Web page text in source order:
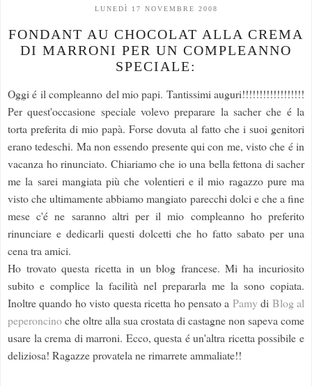
LUNEDÌ 17 NOVEMBRE 2008
FONDANT AU CHOCOLAT ALLA CREMA
DI MARRONI PER UN COMPLEANNO
SPECIALE:
Oggi é il compleanno del mio papi. Tantissimi auguri!!!!!!!!!!!!!!!!!!
Per quest'occasione speciale volevo preparare la sacher che é la
torta preferita di mio papà. Forse dovuta al fatto che i suoi genitori
erano tedeschi. Ma non essendo presente qui con me, visto che é in
vacanza ho rinunciato. Chiariamo che io una bella fettona di sacher
me la sarei mangiata più che volentieri e il mio ragazzo pure ma
visto che ultimamente abbiamo mangiato parecchi dolci e che a fine
mese c'é ne saranno altri per il mio compleanno ho preferito
rinunciare e dedicarli questi dolcetti che ho fatto sabato per una
cena tra amici.
Ho trovato questa ricetta in un blog francese. Mi ha incuriosito
subito e complice la facilità nel prepararla me la sono copiata.
Inoltre quando ho visto questa ricetta ho pensato a Pamy di Blog al
peperoncinoche oltre alla sua crostata di castagne non sapeva come
usare la crema di marroni. Ecco, questa é un'altra ricetta possibile e
deliziosa! Ragazze provatela ne rimarrete ammaliate!!